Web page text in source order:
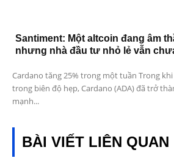
Santiment: Một altcoin đang âm
nhưng nhà đầu tư nhỏ lẻ vẫn
Cardano tăng 25% trong một tuần Trong
trong biên độ hẹp, Cardano (ADA) đã trở
mạnh...
BÀI VIẾT LIÊN QUAN